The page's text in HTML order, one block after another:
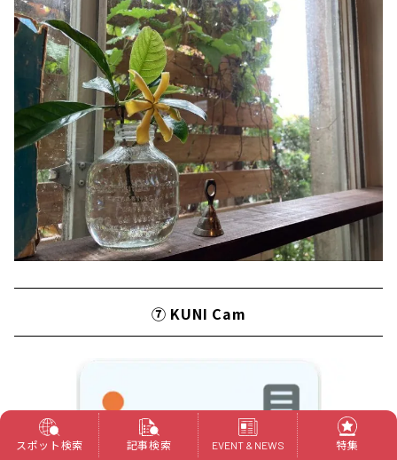
⑦ KUNI Cam
スポット検索 記事検索 EVENT & NEWS 特集